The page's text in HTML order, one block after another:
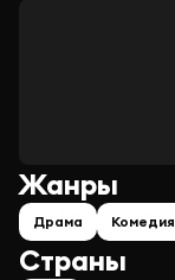
Страны
Жанры
Драма Комедия